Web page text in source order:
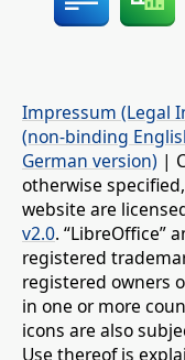
Impressum (Legal
(non-binding
German version) |
otherwise
website are
v2.0. “LibreOffice”
registered
registered owners
in one or more
icons are also
Use thereof is